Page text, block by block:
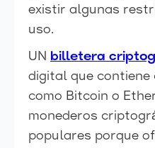
existir algunas
uso.
UN billetera
digital que contiene
como Bitcoin o
monederos
populares porque